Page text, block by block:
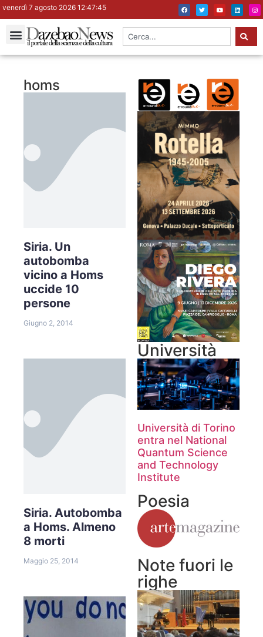
venerdì 7 agosto 2026 12:47:46
homs
Siria. Un
autobomba
vicino a Homs
uccide 10
persone
Giugno 2, 2014
Siria. Autobomba
a Homs. Almeno
8 morti
Maggio 25, 2014
Università
Università di Torino
entra nel National
Quantum Science
and Technology
Institute
Poesia
Note fuori le
righe